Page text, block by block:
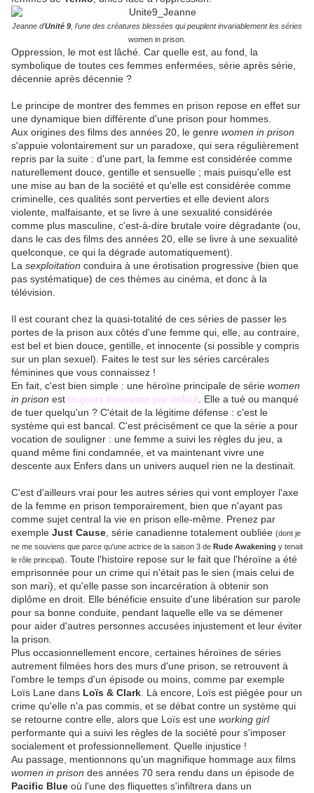
Jeanne d'Unité 9 , l'une des créatures blessées qui peuplent invariablement les séries
women in prison
Oppression, le mot est lâché. Car quelle est, au fond, la
symbolique de toutes ces femmes enfermées, série après série,
décennie après décennie ?
Le principe de montrer des femmes en prison repose en effet sur
une dynamique bien différente d'une prison pour hommes.
Aux origines des films des années 20, le genre women in prison
s'appuie volontairement sur un paradoxe, qui sera régulièrement
repris par la suite : d'une part, la femme est considérée comme
naturellement douce, gentille et sensuelle ; mais puisqu'elle est
une mise au ban de la société et qu'elle est considérée comme
criminelle, ces qualités sont perverties et elle devient alors
violente, malfaisante, et se livre à une sexualité considérée
comme plus masculine, c'est-à-dire brutale voire dégradante (ou,
dans le cas des films des années 20, elle se livre à une sexualité
quelconque, ce qui la dégrade automatiquement).
La sexploitation conduira à une érotisation progressive (bien que
pas systématique) de ces thèmes au cinéma, et donc à la
télévision.
Il est courant chez la quasi-totalité de ces séries de passer les
portes de la prison aux côtés d'une femme qui, elle, au contraire,
est bel et bien douce, gentille, et innocente (si possible y compris
sur un plan sexuel). Faites le test sur les séries carcérales
féminines que vous connaissez !
En fait, c'est bien simple : une héroïne principale de série women
in prison est toujours innocente par défaut . Elle a tué ou manqué
de tuer quelqu'un ? C'était de la légitime défense : c'est le
système qui est bancal. C'est précisément ce que la série a pour
vocation de souligner : une femme a suivi les règles du jeu, a
quand même fini condamnée, et va maintenant vivre une
descente aux Enfers dans un univers auquel rien ne la destinait.
C'est d'ailleurs vrai pour les autres séries qui vont employer l'axe
de la femme en prison temporairement, bien que n'ayant pas
comme sujet central la vie en prison elle-même. Prenez par
exemple Just Cause , série canadienne totalement oubliée (dont je
ne me souviens que parce qu'une actrice de la saison 3 de Rude Awakening y tenait
le rôle principal)
. Toute l'histoire repose sur le fait que l'héroïne a été
emprisonnée pour un crime qui n'était pas le sien (mais celui de
son mari), et qu'elle passe son incarcération à obtenir son
diplôme en droit. Elle bénéficie ensuite d'une libération sur parole
pour sa bonne conduite, pendant laquelle elle va se démener
pour aider d'autres personnes accusées injustement et leur éviter
la prison.
Plus occasionnellement encore, certaines héroïnes de séries
autrement filmées hors des murs d'une prison, se retrouvent à
l'ombre le temps d'un épisode ou moins, comme par exemple
Loïs Lane dans Loïs & Clark . Là encore, Loïs est piégée pour un
crime qu'elle n'a pas commis, et se débat contre un système qui
se retourne contre elle, alors que Loïs est une working girl
performante qui a suivi les règles de la société pour s'imposer
socialement et professionnellement. Quelle injustice !
Au passage, mentionnons qu'un magnifique hommage aux films
women in prison des années 70 sera rendu dans un épisode de
Pacific Blue où l'une des fliquettes s'infiltrera dans un